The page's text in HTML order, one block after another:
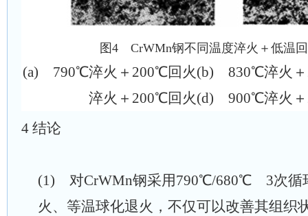
图4 CrWMn钢不同温度淬火＋低温
(a) 790℃淬火＋200℃回火(b) 830℃淬火
淬火＋200℃回火(d) 900℃淬火
4 结论
(1) 对CrWMn钢采用790℃/680℃ 3次循
火、等温球化退火，不仅可以改善其组织